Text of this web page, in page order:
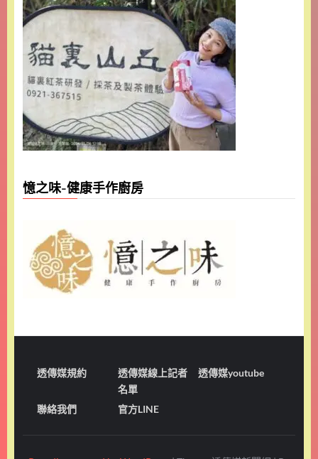
憶之味-健康手作廚房
透傳媒規約
透傳媒線上記者
名單
透傳媒youtube
聯絡我們 官方LINE